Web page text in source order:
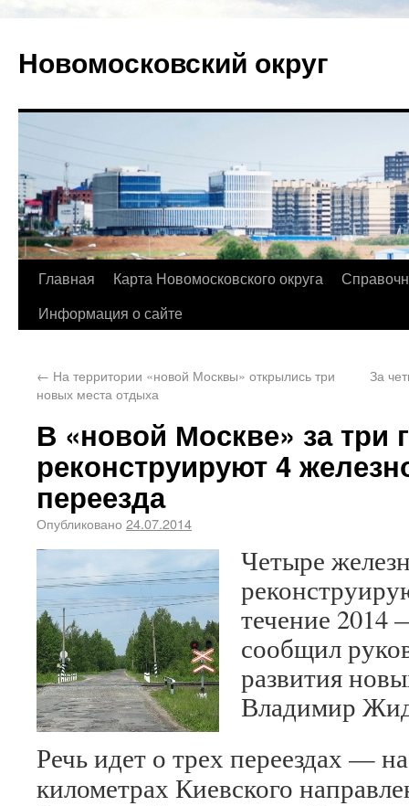
Новомосковский округ
Главная Карта Новомосковского округа
Информация о сайте
← На территории «новой Москвы» открылись три
новых места отдыха
За
В «новой Москве» за три
реконструируют 4
переезда
Опубликовано 24.07.2014
Четыре
течение 2014
сообщил
развития
Владимир
Речь идет о трех переездах —
километрах Киевского